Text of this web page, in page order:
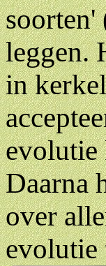
leggen.
in
evolutie
Daarna
over
evolutie